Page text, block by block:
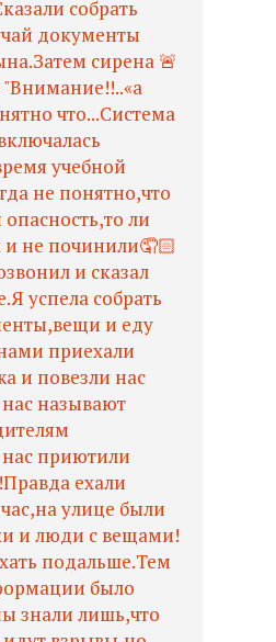
собрать
документы
сирена 🚨
что...Система
учебной
не понятно,что
ли
и не починили🤦🏻
и сказал
успела собрать
и еду
приехали
и повезли нас
называют
приютили
ехали
улице были
и люди с вещами!
подальше.Тем
было
знали лишь,что